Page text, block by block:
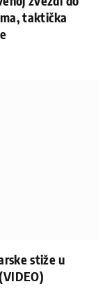
taktička
stiže u